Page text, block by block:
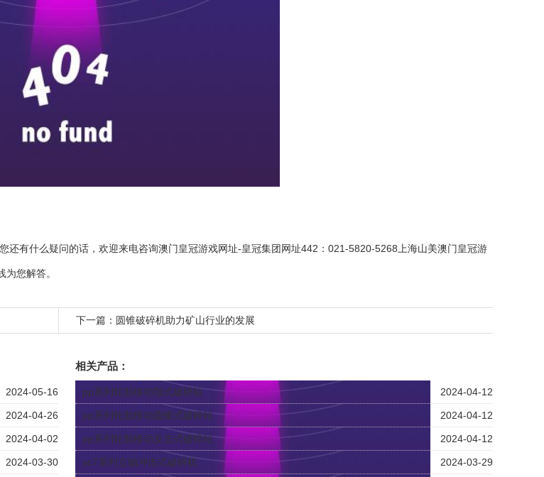
还有什么疑问的话，欢迎来电咨询澳门皇冠游戏网址-皇冠集团网址442 ：021-5820-5268上海山美澳门皇冠游
为您解答。
下一篇： 圆锥破碎机助力矿山行业的发展
2024-05-16
2024-04-26
2024-04-02
2024-03-30
相关产品：
pp系列轮胎移动颚式破碎站 2024-04-12
pp系列轮胎移动圆锥式破碎站 2024-04-12
pp系列轮胎移动反击式破碎站 2024-04-12
vc7系列立轴冲击式破碎机 2024-03-29